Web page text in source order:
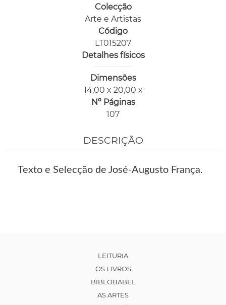
Colecção
Arte e Artistas
Código
LT015207
Detalhes físicos
Dimensões
14,00 x 20,00 x
Nº Páginas
107
DESCRIÇÃO
Texto e Selecção de José-Augusto França.
LEITURIA
OS LIVROS
BIBLOBABEL
AS ARTES